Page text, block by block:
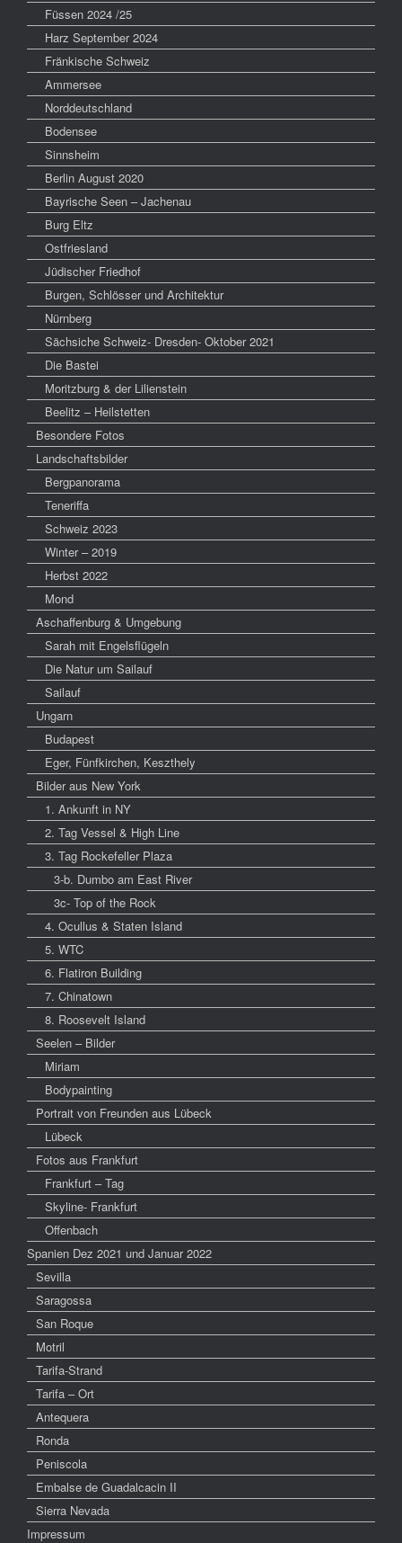
Füssen 2024 /25
Harz September 2024
Fränkische Schweiz
Ammersee
Norddeutschland
Bodensee
Sinnsheim
Berlin August 2020
Bayrische Seen – Jachenau
Burg Eltz
Ostfriesland
Jüdischer Friedhof
Burgen, Schlösser und Architektur
Nürnberg
Sächsiche Schweiz- Dresden- Oktober 2021
Die Bastei
Moritzburg & der Lilienstein
Beelitz – Heilstetten
Besondere Fotos
Landschaftsbilder
Bergpanorama
Teneriffa
Schweiz 2023
Winter – 2019
Herbst 2022
Mond
Aschaffenburg & Umgebung
Sarah mit Engelsflügeln
Die Natur um Sailauf
Sailauf
Ungarn
Budapest
Eger, Fünfkirchen, Keszthely
Bilder aus New York
1. Ankunft in NY
2. Tag Vessel & High Line
3. Tag Rockefeller Plaza
3-b. Dumbo am East River
3c- Top of the Rock
4. Ocullus & Staten Island
5. WTC
6. Flatiron Building
7. Chinatown
8. Roosevelt Island
Seelen – Bilder
Miriam
Bodypainting
Portrait von Freunden aus Lübeck
Lübeck
Fotos aus Frankfurt
Frankfurt – Tag
Skyline- Frankfurt
Offenbach
Spanien Dez 2021 und Januar 2022
Sevilla
Saragossa
San Roque
Motril
Tarifa-Strand
Tarifa – Ort
Antequera
Ronda
Peniscola
Embalse de Guadalcacin II
Sierra Nevada
Impressum